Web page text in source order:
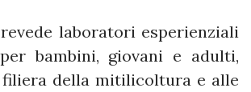
laboratori esperienziali
bambini, giovani e adulti,
della mitilicoltura e alle